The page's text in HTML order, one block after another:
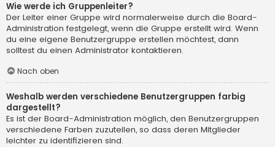
Wie werde ich Gruppenleiter?
Der Leiter einer Gruppe wird normalerweise durch die Board-
Administration festgelegt, wenn die Gruppe erstellt wird. Wenn
du eine eigene Benutzergruppe erstellen möchtest, dann
solltest du einen Administrator kontaktieren.
Nach oben
Weshalb werden verschiedene Benutzergruppen farbig
dargestellt?
Es ist der Board-Administration möglich, den Benutzergruppen
verschiedene Farben zuzuteilen, so dass deren Mitglieder
leichter zu identifizieren sind.